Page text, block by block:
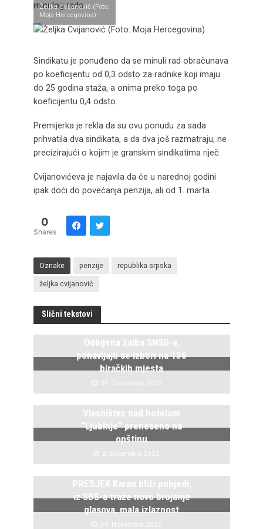
minulog rada.
Željka Cvijanović (Foto:
Moja Hercegovina)
Sindikatu je ponuđeno da se minuli rad obračunava
po koeficijentu od 0,3 odsto za radnike koji imaju
do 25 godina staža, a onima preko toga po
koeficijentu 0,4 odsto.
Premijerka je rekla da su ovu ponudu za sada
prihvatila dva sindikata, a da dva još razmatraju, ne
precizirajući o kojim je granskim sindikatima riječ.
Cvijanovićeva je najavila da će u narednoj godini
ipak doći do povećanja penzija, ali od 1. marta.
0
Shares
Oznake penzije republika srpska
željka cvijanović
Slični tekstovi
Odbijena žalba SNSD-a,
ponavljaju se izbori na 136
biračkih mjesta
30. Decembra 2025.
Vlasništvo nad hotelom
“Ljubinje” preneseno na
opštinu
2. Decembra 2025.
PRESJEK Karan bliži pobjedi,
iz SDS-a traže novo brojanje
glasova, mala izlaznost
24. Novembra 2025.